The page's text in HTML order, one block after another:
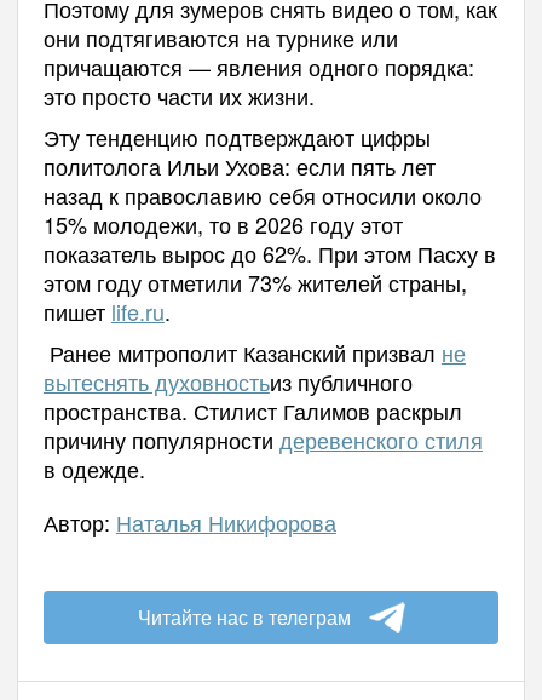
Поэтому для зумеров снять видео о том, как
они подтягиваются на турнике или
причащаются — явления одного порядка:
это просто части их жизни.
Эту тенденцию подтверждают цифры
политолога Ильи Ухова: если пять лет
назад к православию себя относили около
15% молодежи, то в 2026 году этот
показатель вырос до 62%. При этом Пасху в
этом году отметили 73% жителей страны,
пишет life.ru.
Ранее митрополит Казанский призвал не
вытеснять духовностьиз публичного
пространства. Стилист Галимов раскрыл
причину популярности деревенского стиля
в одежде.
Автор: Наталья Никифорова
Читайте нас в телеграм